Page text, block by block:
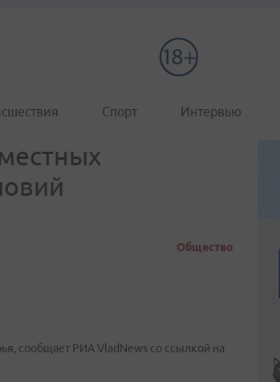
Спорт Интервью
Общество
сообщает РИА VladNews со ссылкой на